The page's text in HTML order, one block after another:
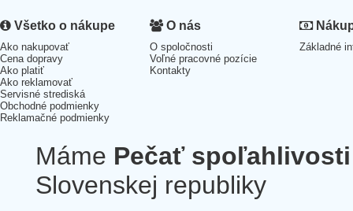
Všetko o nákupe
Ako nakupovať
Cena dopravy
Ako platiť
Ako reklamovať
Servisné strediská
Obchodné podmienky
Reklamačné podmienky
O nás
O spoločnosti
Voľné pracovné pozície
Kontakty
Základné
Máme Pečať spoľahlivosti
Slovenskej republiky